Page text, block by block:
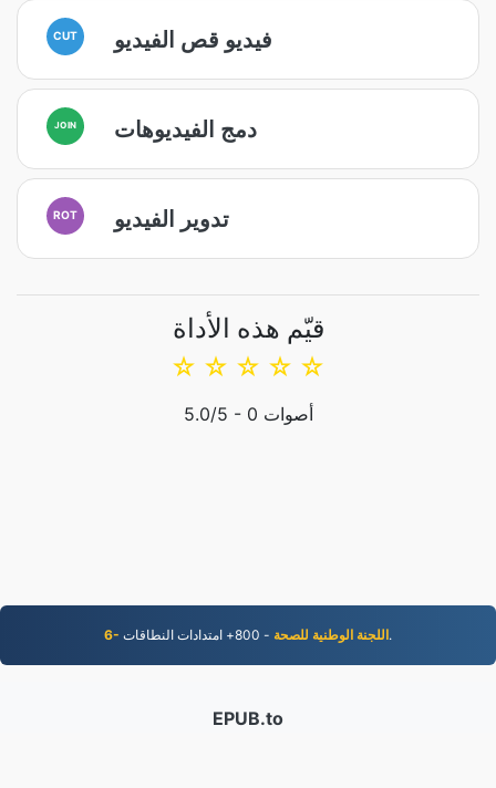
CUT فيديو قص الفيديو
JOIN دمج الفيديوهات
ROT تدوير الفيديو
قيّم هذه الأداة
☆
☆
☆
☆
☆
5.0/5 - 0 أصوات
6- اللجنة الوطنية للصحة- 800+ امتدادات النطاقات.
EPUB.to